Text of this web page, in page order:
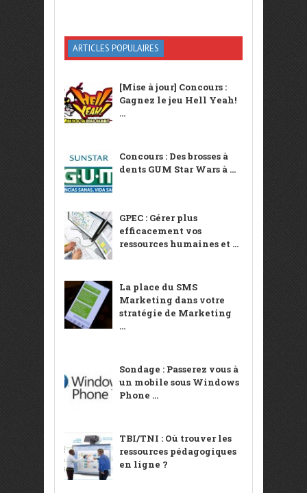
ARTICLES POPULAIRES
[Mise à jour] Concours :
Gagnez le jeu Hell Yeah!
...
Concours : Des brosses à
dents GUM Star Wars à ...
GPEC : Gérer plus
efficacement vos
ressources humaines et ...
La place du SMS
Marketing dans votre
stratégie de Marketing
...
Sondage : Passerez vous à
un mobile sous Windows
Phone ...
TBI/TNI : Où trouver les
ressources pédagogiques
en ligne ?